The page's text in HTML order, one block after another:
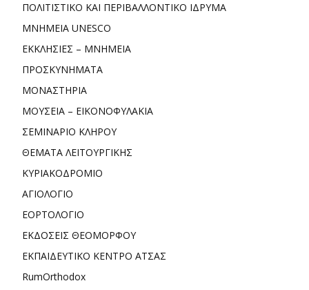
ΠΟΛΙΤΙΣΤΙΚΟ ΚΑΙ ΠΕΡΙΒΑΛΛΟΝΤΙΚΟ ΙΔΡΥΜΑ
ΜΝΗΜΕΙΑ UNESCO
ΕΚΚΛΗΣΙΕΣ – ΜΝΗΜΕΙΑ
ΠΡΟΣΚΥΝΗΜΑΤΑ
ΜΟΝΑΣΤΗΡΙΑ
ΜΟΥΣΕΙΑ – ΕΙΚΟΝΟΦΥΛΑΚΙΑ
ΣΕΜΙΝΑΡΙΟ ΚΛΗΡΟΥ
ΘΕΜΑΤΑ ΛΕΙΤΟΥΡΓΙΚΗΣ
ΚΥΡΙΑΚΟΔΡΟΜΙΟ
ΑΓΙΟΛΟΓΙΟ
ΕΟΡΤΟΛΟΓΙΟ
ΕΚΔΟΣΕΙΣ ΘΕΟΜΟΡΦΟΥ
ΕΚΠΑΙΔΕΥΤΙΚΟ ΚΕΝΤΡΟ ΑΤΣΑΣ
RumOrthodox